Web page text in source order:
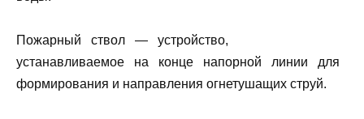
Пожарный ствол — устройство,
устанавливаемое на конце напорной линии для
формирования и направления огнетушащих струй.